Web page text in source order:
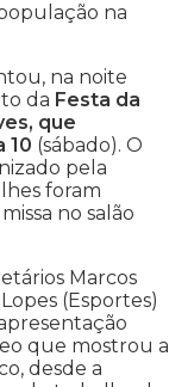
na
na noite
da Festa da
que
10 (sábado). O
pela
foram
no salão
Marcos
(Esportes)
que mostrou a
desde a